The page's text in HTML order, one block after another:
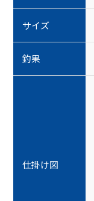
サイズ
釣果
仕掛け図